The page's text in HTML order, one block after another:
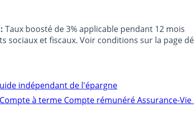
Taux boosté de 3% applicable pendant 12 mois
sociaux et fiscaux. Voir conditions sur la page
indépendant de l'épargne
Compte à terme Compte rémunéréAssurance-Vie